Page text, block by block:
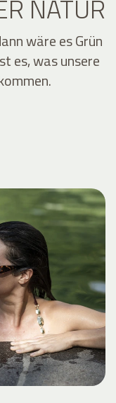
NATUR
wäre es Grün
es, was unsere